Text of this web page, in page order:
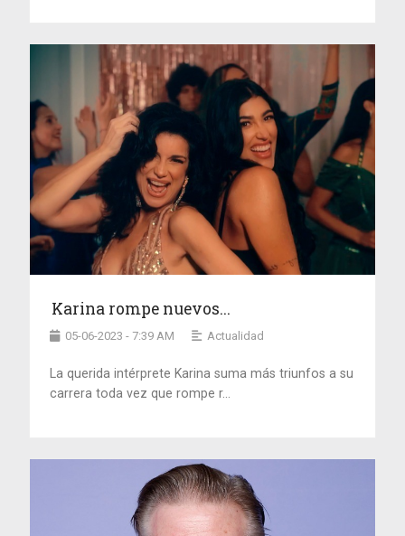
Karina rompe nuevos...
05-06-2023 - 7:39 AM Actualidad
La querida intérprete Karina suma más triunfos a su
carrera toda vez que rompe r...